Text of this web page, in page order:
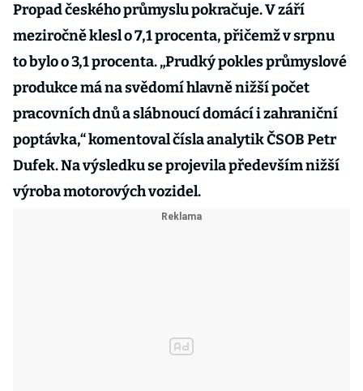
Propad českého průmyslu pokračuje. V září
meziročně klesl o 7,1 procenta, přičemž v srpnu
to bylo o 3,1 procenta. „Prudký pokles průmyslové
produkce má na svědomí hlavně nižší počet
pracovních dnů a slábnoucí domácí i zahraniční
poptávka,“ komentoval čísla analytik ČSOB Petr
Dufek. Na výsledku se projevila především nižší
výroba motorových vozidel.